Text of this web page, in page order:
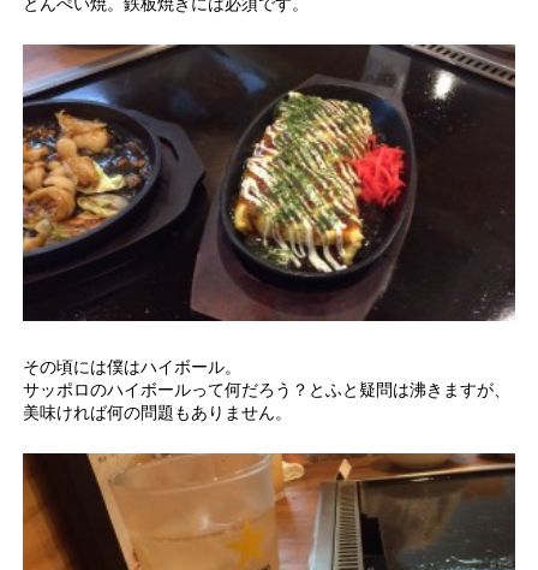
とんぺい焼。鉄板焼きには必須です。
その頃には僕はハイボール。
サッポロのハイボールって何だろう？とふと疑問は沸きますが、
美味ければ何の問題もありません。